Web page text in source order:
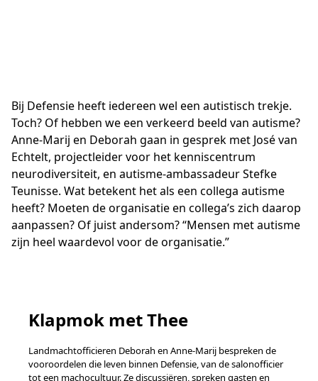
Bij Defensie heeft iedereen wel een autistisch trekje.
Toch? Of hebben we een verkeerd beeld van autisme?
Anne-Marij en Deborah gaan in gesprek met José van
Echtelt, projectleider voor het kenniscentrum
neurodiversiteit, en autisme-ambassadeur Stefke
Teunisse. Wat betekent het als een collega autisme
heeft? Moeten de organisatie en collega’s zich daarop
aanpassen? Of juist andersom? “Mensen met autisme
zijn heel waardevol voor de organisatie.”
Klapmok met Thee
Landmachtofficieren Deborah en Anne-Marij bespreken de
vooroordelen die leven binnen Defensie, van de salonofficier
tot een machocultuur. Ze discussiëren, spreken gasten en